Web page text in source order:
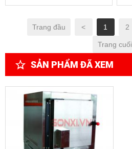
Trang đầu < 1 2
Trang cuối
SẢN PHẨM ĐÃ XEM